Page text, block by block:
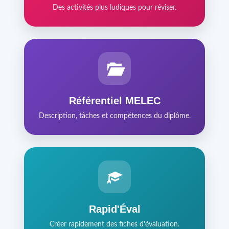
Des activités plus ludiques pour réviser.
Référentiel MELEC
Description, tâches et compétences du diplôme.
Rapid'Éval
Créer rapidement des fiches d'évaluation.